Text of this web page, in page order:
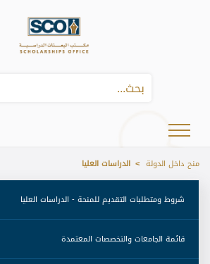
منح داخل الدولة الدراسات العليا